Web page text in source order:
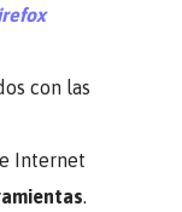
con las
Internet
.